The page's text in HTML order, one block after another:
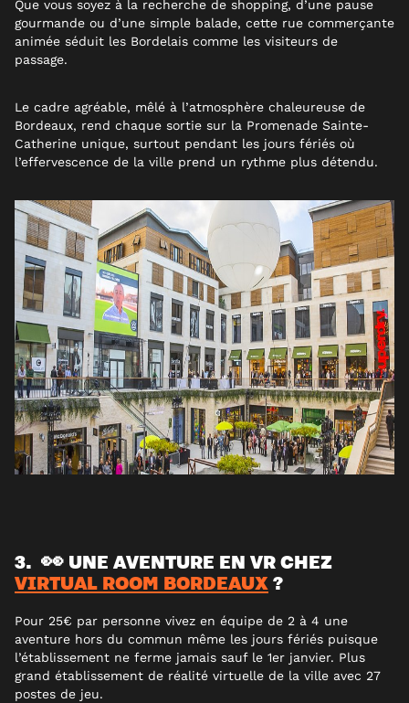
Que vous soyez à la recherche de shopping, d’une pause
gourmande ou d’une simple balade, cette rue commerçante
animée séduit les Bordelais comme les visiteurs de
passage.
Le cadre agréable, mêlé à l’atmosphère chaleureuse de
Bordeaux, rend chaque sortie sur la Promenade Sainte-
Catherine unique, surtout pendant les jours fériés où
l’effervescence de la ville prend un rythme plus détendu.
3. 👀 UNE AVENTURE EN VR CHEZ
VIRTUAL ROOM BORDEAUX?
Pour 25€ par personne vivez en équipe de 2 à 4 une
aventure hors du commun même les jours fériés puisque
l’établissement ne ferme jamais sauf le 1er janvier. Plus
grand établissement de réalité virtuelle de la ville avec 27
postes de jeu.